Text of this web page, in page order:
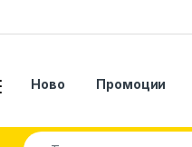
Ново Промоции
Search for: